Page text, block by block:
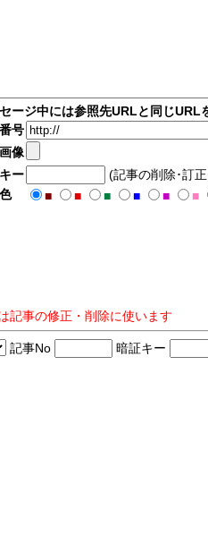
ージ中には参照先URLと同じURL
号
像
ー
(記事の削除･訂
■ ■ ■ ■ ■ ■
記事の修正・削除に使います
記事No 暗証キー